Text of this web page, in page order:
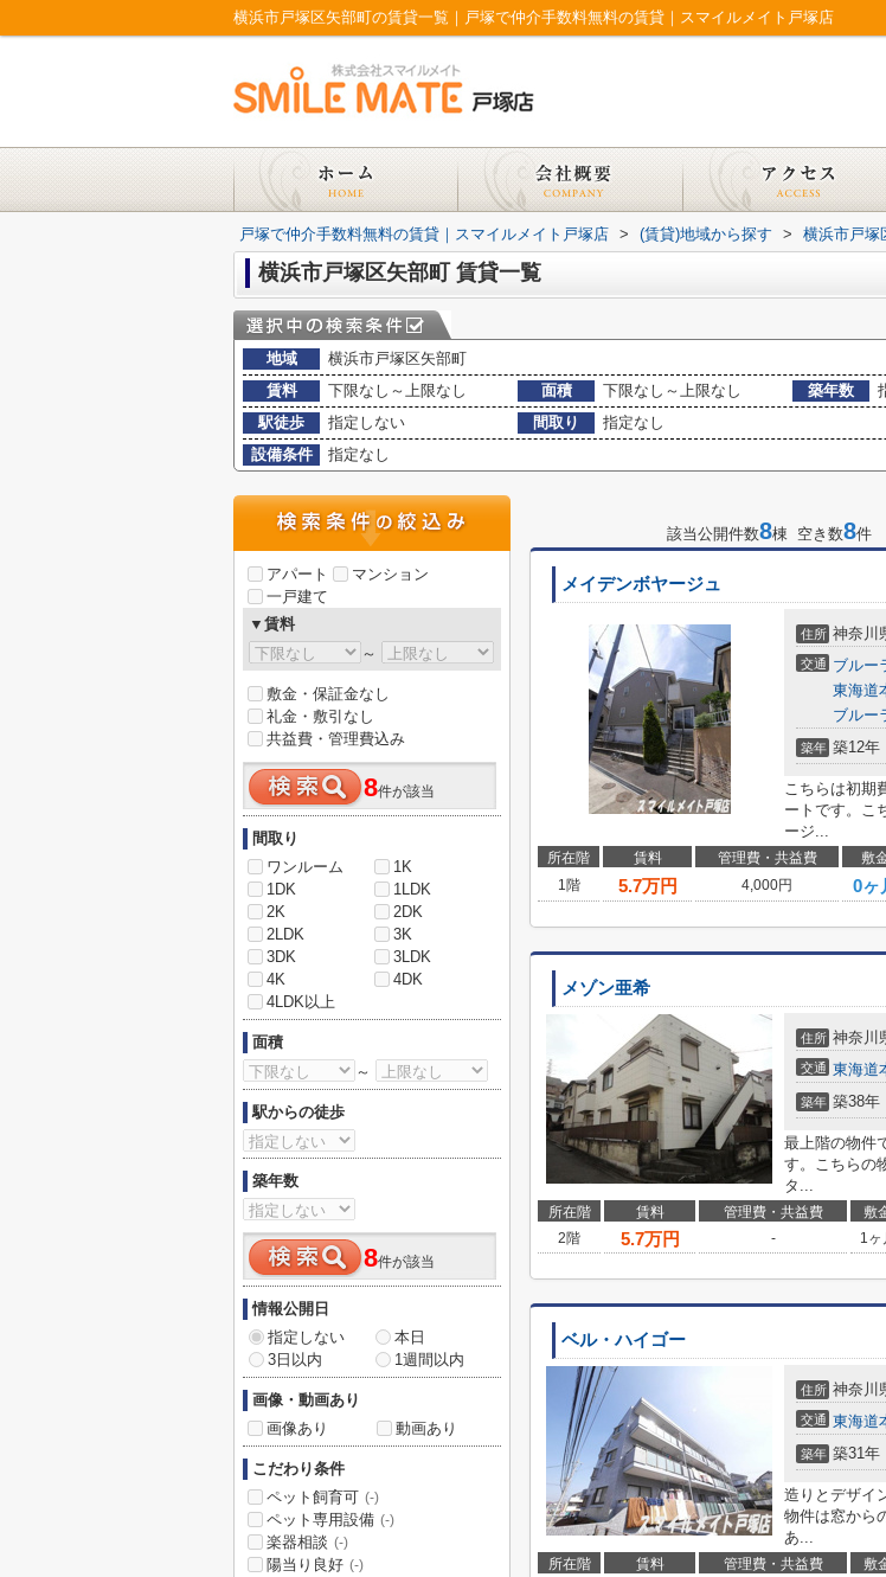
横浜市戸塚区矢部町の賃貸一覧｜戸塚で仲介手数料無料の賃貸｜スマイルメイト戸塚店
戸塚で仲介手数料無料の賃貸｜スマイルメイト戸塚店 > (賃貸)地域から探す > 横浜市戸塚
横浜市戸塚区矢部町 賃貸一覧
地域
横浜市戸塚区矢部町
賃料
下限なし～上限なし 面積 下限なし～上限なし 築年数
駅徒歩
指定しない 間取り
指定なし
設備条件
指定なし
該当公開件数8棟 空き数8件
メイデンボヤージュ
住所 神奈川
交通 ブルー
東海道
ブルー
築年 築12年
こちらは初期
ートです。こ
ージ...
所在階 賃料 管理費・共益費 敷
1階
5.7万円 4,000円 0ヶ
メゾン亜希
住所 神奈川
交通 東海道
築年 築38年
最上階の物件
す。こちらの
タ...
所在階 賃料 管理費・共益費 敷
2階
5.7万円 - 1ヶ
ベル・ハイゴー
住所 神奈川
交通 東海道
築年 築31年
造りとデザイ
物件は窓から
あ...
所在階 賃料 管理費・共益費 敷
アパート
マンション
一戸建て
▼賃料
～
敷金・保証金なし
礼金・敷引なし
共益費・管理費込み
8件が該当
間取り
ワンルーム
1K
1DK
1LDK
2K
2DK
2LDK
3K
3DK
3LDK
4K
4DK
4LDK以上
面積
～
駅からの徒歩
築年数
8件が該当
情報公開日
指定しない
本日
3日以内
1週間以内
画像・動画あり
画像あり
動画あり
こだわり条件
ペット飼育可 (-)
ペット専用設備 (-)
楽器相談 (-)
陽当り良好 (-)